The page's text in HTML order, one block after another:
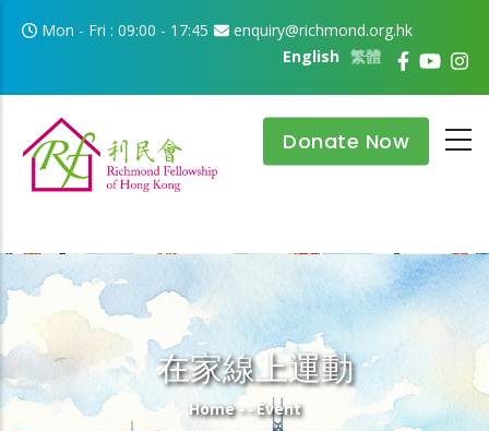
Skip to main content
Mon - Fri : 09:00 - 17:45
enquiry@richmond.org.hk
繁體
English
Donate Now
在家線上運動
Breadcrumb
Home --Event